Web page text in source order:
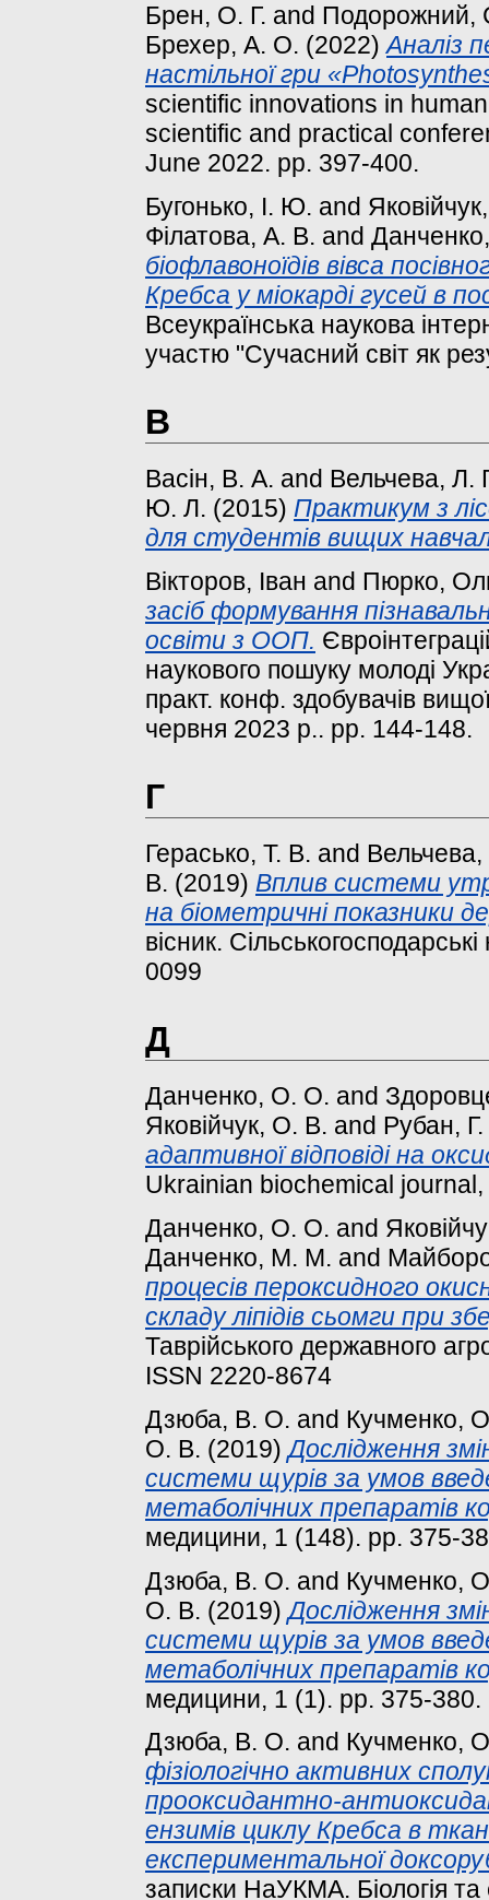
Брен, О. Г. and Подорожний,
Брехер, А. О. (2022)Аналіз
настільної гри
scientific innovations in
scientific and practical
June 2022. pp. 397-400.
Бугонько, І. Ю. and
Філатова, А. В. and
біофлавоноїдів вівса
Кребса у міокарді гусей в
Всеукраїнська наукова
участю "Сучасний світ як
В
Васін, В. А. and Вельчева, Л.
Ю. Л. (2015) Практикум з
для студентів вищих
Вікторов, Іван and Пюрко,
засіб формування
освіти з ООП.
наукового пошуку молоді
практ. конф. здобувачів
червня 2023 р.. pp. 144-148.
Г
Герасько, Т. В. and Вельчева,
В. (2019) Вплив системи
на біометричні показники
вісник.
0099
Д
Данченко, О. О. and
Яковійчук, О. В. and Рубан,
адаптивної відповіді на
Ukrainian biochemical
Данченко, О. О. and
Данченко, М. М. and
процесів пероксидного
складу ліпідів сьомги при
Таврійського державного
ISSN 2220-8674
Дзюба, В. О. and Кучменко,
О. В. (2019)Дослідження
системи щурів за умов
метаболічних препаратів
медицини, 1 (148). pp. 375-
Дзюба, В. О. and Кучменко,
О. В. (2019)Дослідження
системи щурів за умов
метаболічних препаратів
медицини, 1 (1). pp. 375-
Дзюба, В. О. and Кучменко,
фізіологічно активних
прооксидантно-
ензимів циклу Кребса в
експериментальної
записки НаУКМА. Біологія